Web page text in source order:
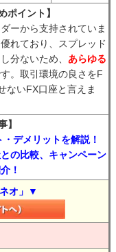
ポイント】
ーから支持されていま
れており、スプレッド
分ないため、 あらゆる
。取引環境の良さをF
ないFX口座と言えま
】
デメリットを解説！
の比較、キャンペーン
！
オ」▼